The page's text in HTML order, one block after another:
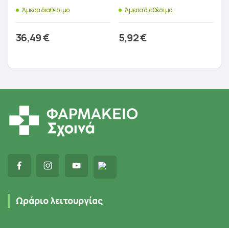
Άμεσα διαθέσιμο
36,49€
Άμεσα διαθέσιμο
5,92€
Ωράριο λειτουργίας